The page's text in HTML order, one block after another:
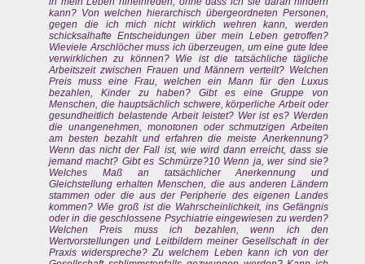
kann? Von welchen hierarchisch übergeordneten Personen,
gegen die ich mich nicht wirklich wehren kann, werden
schicksalhafte Entscheidungen über mein Leben getroffen?
Wieviele Arschlöcher muss ich überzeugen, um eine gute Idee
verwirklichen zu können? Wie ist die tatsächliche tägliche
Arbeitszeit zwischen Frauen und Männern verteilt? Welchen
Preis muss eine Frau, welchen ein Mann für den Luxus
bezahlen, Kinder zu haben? Gibt es eine Gruppe von
Menschen, die hauptsächlich schwere, körperliche Arbeit oder
gesundheitlich belastende Arbeit leistet? Wer ist es? Werden
die unangenehmen, monotonen oder schmutzigen Arbeiten
am besten bezahlt und erfahren die meiste Anerkennung?
Wenn das nicht der Fall ist, wie wird dann erreicht, dass sie
jemand macht? Gibt es Schmürze?10 Wenn ja, wer sind sie?
Welches Maß an tatsächlicher Anerkennung und
Gleichstellung erhalten Menschen, die aus anderen Ländern
stammen oder die aus der Peripherie des eigenen Landes
kommen? Wie groß ist die Wahrscheinlichkeit, ins Gefängnis
oder in die geschlossene Psychiatrie eingewiesen zu werden?
Welchen Preis muss ich bezahlen, wenn ich den
Wertvorstellungen und Leitbildern meiner Gesellschaft in der
Praxis widerspreche? Zu welchem Leben kann ich von der